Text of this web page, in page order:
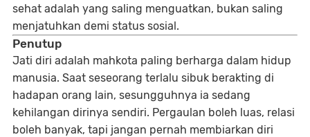
sehat adalah yang saling menguatkan, bukan saling
menjatuhkan demi status sosial.
Penutup
Jati diri adalah mahkota paling berharga dalam hidup
manusia. Saat seseorang terlalu sibuk berakting di
hadapan orang lain, sesungguhnya ia sedang
kehilangan dirinya sendiri. Pergaulan boleh luas, relasi
boleh banyak, tapi jangan pernah membiarkan diri